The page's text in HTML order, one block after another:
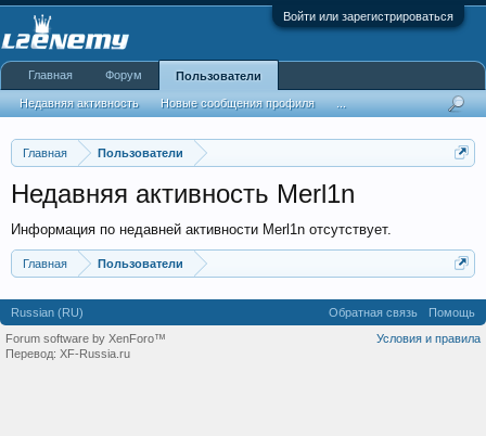
Войти или зарегистрироваться
Главная Пользователи
Недавняя активность Merl1n
Информация по недавней активности Merl1n отсутствует.
Главная Пользователи
Главная Форум Пользователи
Недавняя активность Новые сообщения профиля
Russian (RU) Обратная связь
Помощь
Условия и правила
Forum software by XenForo™
Перевод: XF-Russia.ru